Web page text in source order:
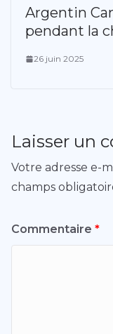
Argentin
pendant la
26 juin 2025
Laisser un
Votre adresse e-
champs
Commentaire *